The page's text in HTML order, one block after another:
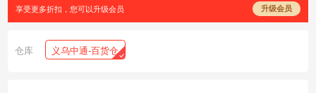
享受更多折扣，您可以升级会员 升级会员
仓库 义乌中通-百货仓